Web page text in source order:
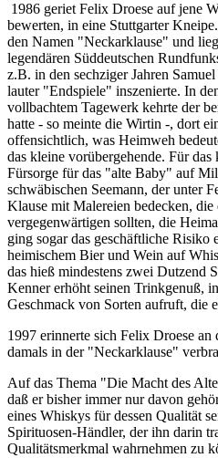
1986 geriet Felix Droese auf jene
bewerten, in eine Stuttgarter
den Namen "Neckarklause" und
legendären Süddeutschen
z.B. in den sechziger Jahren
lauter "Endspiele" inszenierte. In
vollbachtem Tagewerk kehrte der
hatte - so meinte die Wirtin -, dort
offensichtlich, was Heimweh
das kleine vorübergehende. Für
Fürsorge für das "alte Baby" auf
schwäbischen Seemann, der unter
Klause mit Malereien bedecken, die
vergegenwärtigen sollten, die
ging sogar das geschäftliche Risiko
heimischem Bier und Wein auf
das hieß mindestens zwei Dutzend
Kenner erhöht seinen Trinkgenuß,
Geschmack von Sorten aufruft, die
1997 erinnerte sich Felix Droese an
damals in der "Neckarklause"
Auf das Thema "Die Macht des
daß er bisher immer nur davon
eines Whiskys für dessen Qualität
Spirituosen-Händler, der ihn darin
Qualitätsmerkmal wahrnehmen zu